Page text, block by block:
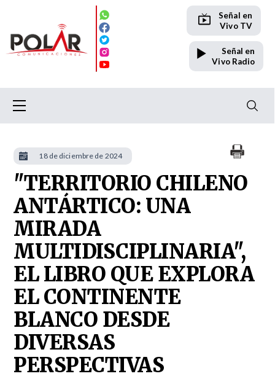
Señal en
Vivo TV
Señal en
Vivo Radio
"TERRITORIO CHILENO
ANTÁRTICO: UNA
MIRADA
MULTIDISCIPLINARIA",
EL LIBRO QUE EXPLORA
EL CONTINENTE
BLANCO DESDE
DIVERSAS
PERSPECTIVAS
18 de diciembre de 2024